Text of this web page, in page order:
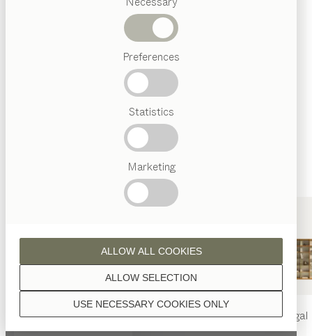
Preferences
Statistics
Marketing
USE NECESSARY COOKIES ONLY
ALLOW SELECTION
ALLOW ALL COOKIES
Österreichisches
Handwerk
nyaTisch nyaStuhl filignoRegal
Wenn nicht anders angeführt, werden alle
Holzoberflächen mit reinem Naturöl veredelt.
Eiche
Eiche Weißöl